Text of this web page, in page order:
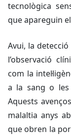
tecnològica
que apareguin
Avui, la
l’observació
com la
a la sang o les
Aquests
malaltia anys
que obren la